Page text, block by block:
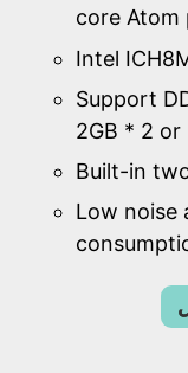
core Atom
Intel
Support
2GB * 2 or
Built-in
Low noise